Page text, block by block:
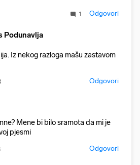
1 Odgovori
Podunavlja
Iz nekog razloga mašu zastavom
Odgovori
Mene bi bilo sramota da mi je
pjesmi
Odgovori